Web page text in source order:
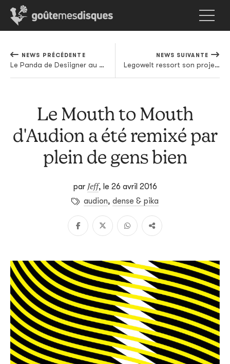
NEWS PRÉCÉDENTE
Le Panda de Desiigner au sommet des charts US
NEWS SUIVANTE
Legowelt ressort son projet ambient Occult Orientated Crime des tiroirs
Le Mouth to Mouth
d'Audion a été remixé par
plein de gens bien
par Jeff, le 26 avril 2016
audion, dense & pika